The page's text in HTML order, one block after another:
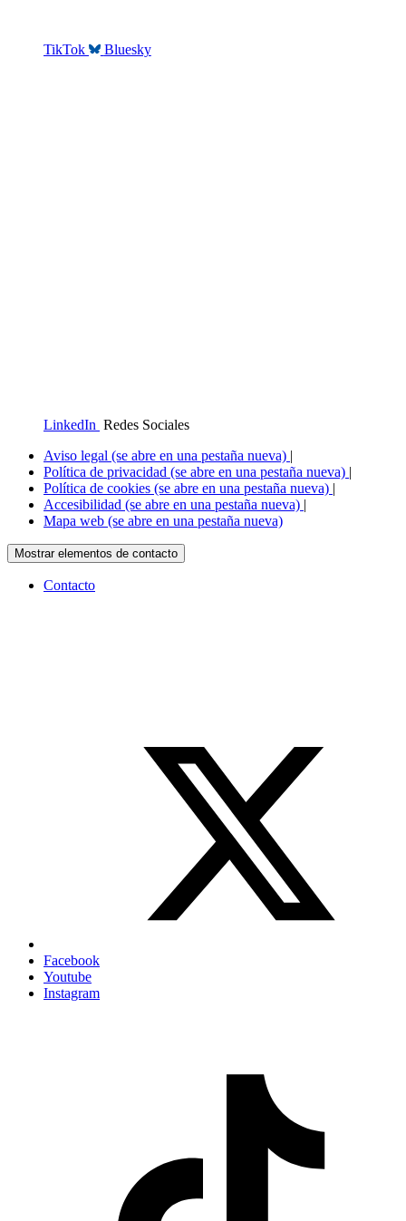
TikTok Bluesky
LinkedIn Redes Sociales
Aviso legal (se abre en una pestaña nueva) |
Política de privacidad (se abre en una pestaña nueva) |
Política de cookies (se abre en una pestaña nueva) |
Accesibilidad (se abre en una pestaña nueva) |
Mapa web (se abre en una pestaña nueva)
Mostrar elementos de contacto
Contacto
Facebook
Youtube
Instagram